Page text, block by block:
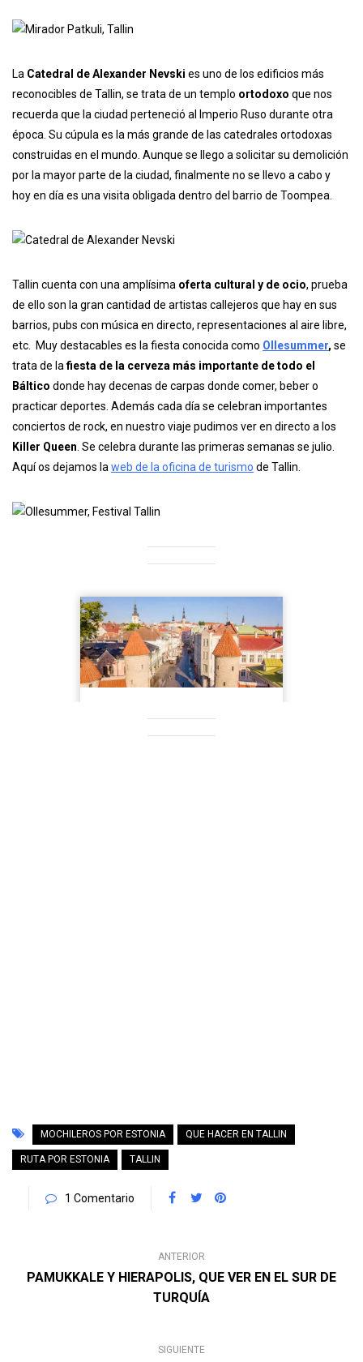
La Catedral de Alexander Nevski es uno de los edificios más
reconocibles de Tallin, se trata de un templo ortodoxo que nos
recuerda que la ciudad perteneció al Imperio Ruso durante otra
época. Su cúpula es la más grande de las catedrales ortodoxas
construidas en el mundo. Aunque se llego a solicitar su demolición
por la mayor parte de la ciudad, finalmente no se llevo a cabo y
hoy en día es una visita obligada dentro del barrio de Toompea.
Tallin cuenta con una amplísima oferta cultural y de ocio, prueba
de ello son la gran cantidad de artistas callejeros que hay en sus
barrios, pubs con música en directo, representaciones al aire libre,
etc. Muy destacables es la fiesta conocida como Ollesummer, se
trata de lafiesta de la cerveza más importante de todo el
Báltico donde hay decenas de carpas donde comer, beber o
practicar deportes. Además cada día se celebran importantes
conciertos de rock, en nuestro viaje pudimos ver en directo a los
Killer Queen. Se celebra durante las primeras semanas se julio.
Aquí os dejamos laweb de la oficina de turismo de Tallin.
MOCHILEROS POR ESTONIA QUE HACER EN TALLIN
RUTA POR ESTONIA TALLIN
1 Comentario
ANTERIOR
PAMUKKALE Y HIERAPOLIS, QUE VER EN EL SUR DE
TURQUÍA
SIGUIENTE